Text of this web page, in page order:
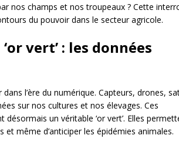
nos champs et nos troupeaux ? Cette
du pouvoir dans le secteur agricole.
vert’ : les données
l’ère du numérique. Capteurs, drones,
sur nos cultures et nos élevages. Ces
un véritable ‘or vert’. Elles
même d’anticiper les épidémies animales.